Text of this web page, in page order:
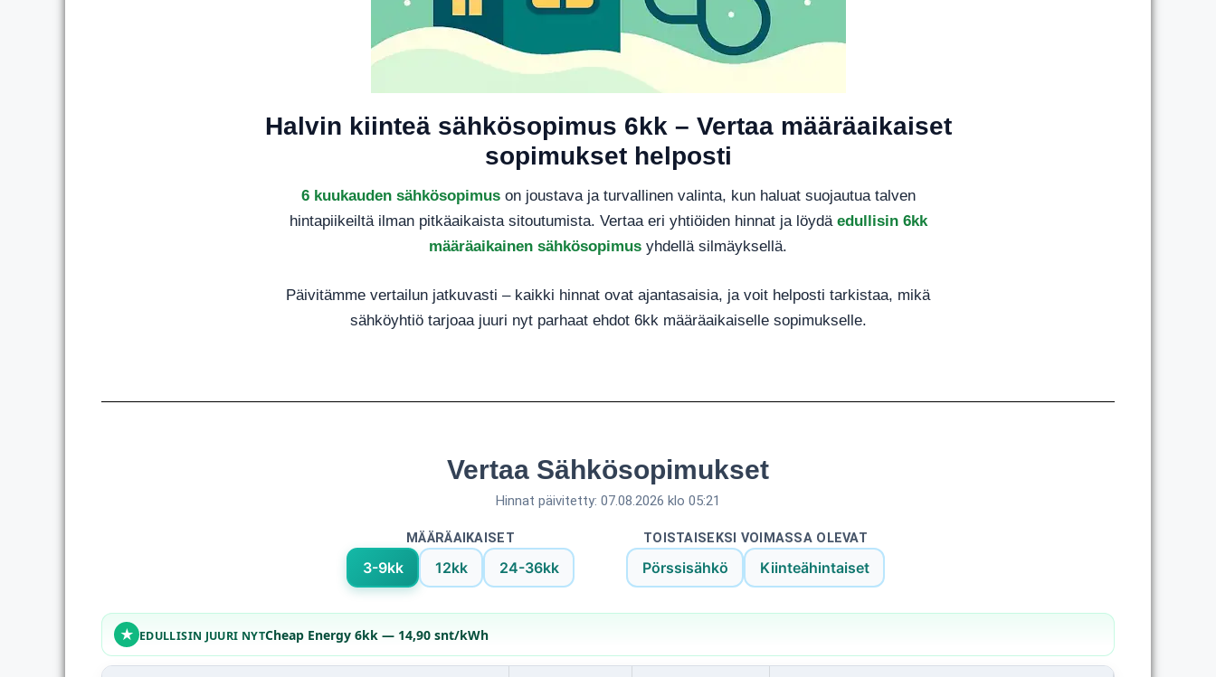
Halvin kiinteä sähkösopimus 6kk – Vertaa määräaikaiset
sopimukset helposti
6 kuukauden sähkösopimuson joustava ja turvallinen valinta, kun haluat suojautua talven
hintapiikeiltä ilman pitkäaikaista sitoutumista. Vertaa eri yhtiöiden hinnat ja löydä edullisin 6kk
määräaikainen sähkösopimus yhdellä silmäyksellä.
Päivitämme vertailun jatkuvasti – kaikki hinnat ovat ajantasaisia, ja voit helposti tarkistaa, mikä
sähköyhtiö tarjoaa juuri nyt parhaat ehdot 6kk määräaikaiselle sopimukselle.
Vertaa Sähkösopimukset
Hinnat päivitetty: 07.08.2026 klo 05:21
MÄÄRÄAIKAISET
3-9kk 12kk 24-36kk
TOISTAISEKSI VOIMASSA OLEVAT
Pörssisähkö Kiinteähintaiset
★ EDULLISIN JUURI NYTCheap Energy 6kk — 14,90 snt/kWh